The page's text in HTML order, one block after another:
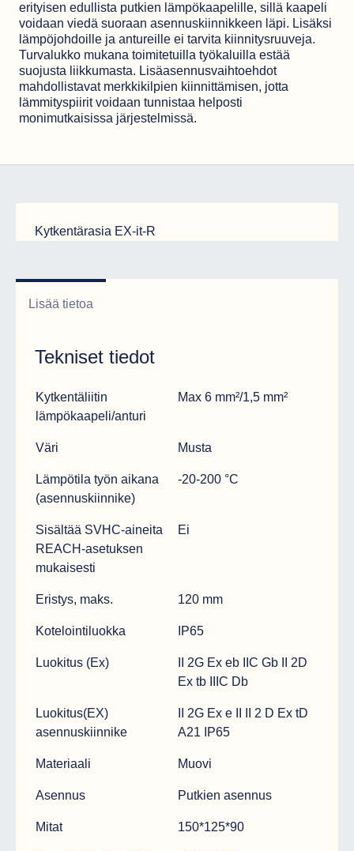
erityisen edullista putkien lämpökaapelille, sillä kaapeli
voidaan viedä suoraan asennuskiinnikkeen läpi. Lisäksi
lämpöjohdoille ja antureille ei tarvita kiinnitysruuveja.
Turvalukko mukana toimitetuilla työkaluilla estää
suojusta liikkumasta. Lisäasennusvaihtoehdot
mahdollistavat merkkikilpien kiinnittämisen, jotta
lämmityspiirit voidaan tunnistaa helposti
monimutkaisissa järjestelmissä.
Kytkentärasia EX-it-R
Lisää tietoa
Tekniset tiedot
ErittelyData
Kytkentäliitin
lämpökaapeli/anturi
Max 6 mm²/1,5 mm²
Väri Musta
Lämpötila työn aikana
(asennuskiinnike)
-20-200 °C
Sisältää SVHC-aineita
REACH-asetuksen
mukaisesti
Ei
Eristys, maks. 120 mm
Kotelointiluokka IP65
Luokitus (Ex)
II 2G Ex eb IIC Gb II 2D
Ex tb IIIC Db
Luokitus(EX)
asennuskiinnike
II 2G Ex e II II 2 D Ex tD
A21 IP65
Materiaali Muovi
Asennus Putkien asennus
Mitat 150*125*90